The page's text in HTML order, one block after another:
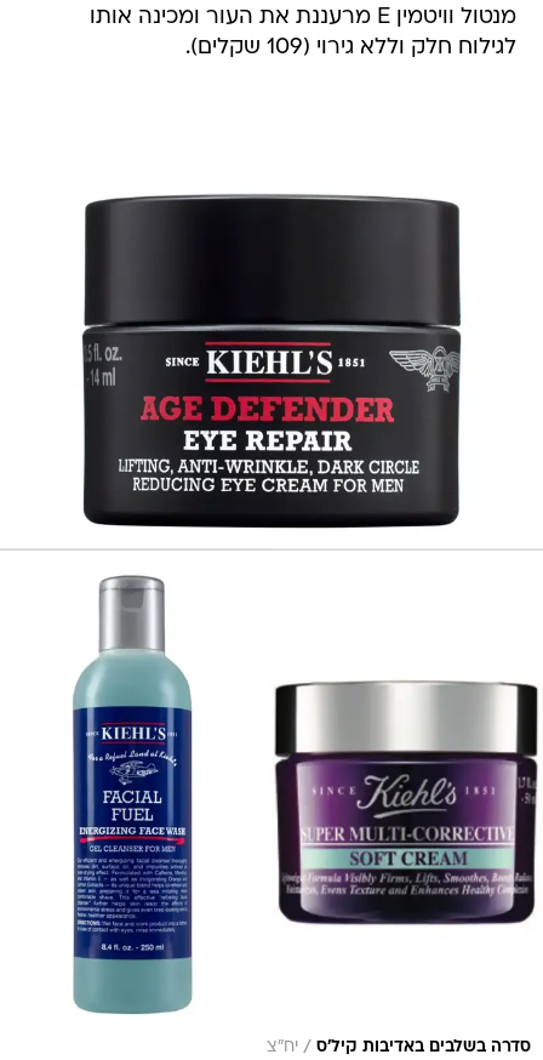
מנטול וויטמין E מרעננת את העור ומכינה אותו
לגילוח חלק וללא גירוי (109 שקלים).
סדרה בשלבים באדיבות קיל׳ס / יח״צ